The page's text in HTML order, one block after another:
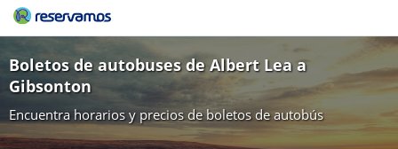
Boletos de autobuses de Albert Lea a
Gibsonton
Encuentra horarios y precios de boletos de autobús